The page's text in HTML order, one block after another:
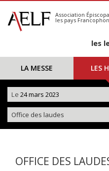
S'abonner
Calendrier
Association
les pays
les
LA MESSE LES
Le 24 mars 2023
Office des laudes
OFFICE DES